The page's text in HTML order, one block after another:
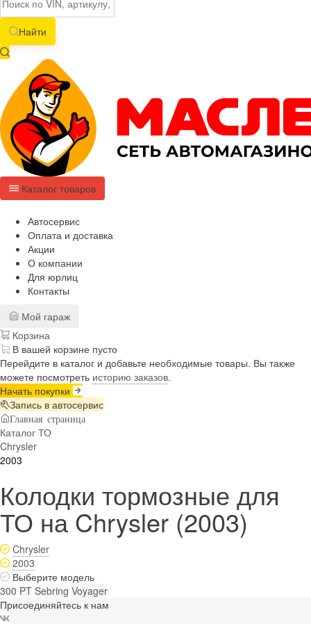
Найти
Каталог товаров
Автосервис
Оплата и доставка
Акции
О компании
Для юрлиц
Контакты
Мой гараж
Корзина
В вашей корзине пусто
Перейдите в каталог и добавьте необходимые товары. Вы также
можете посмотреть историю заказов.
Начать покупки
Запись в автосервис
Главная страница
Каталог ТО
Chrysler
2003
Колодки тормозные для
ТО на Chrysler (2003)
Chrysler
2003
Выберите модель
300 PT Sebring Voyager
Присоединяйтесь к нам